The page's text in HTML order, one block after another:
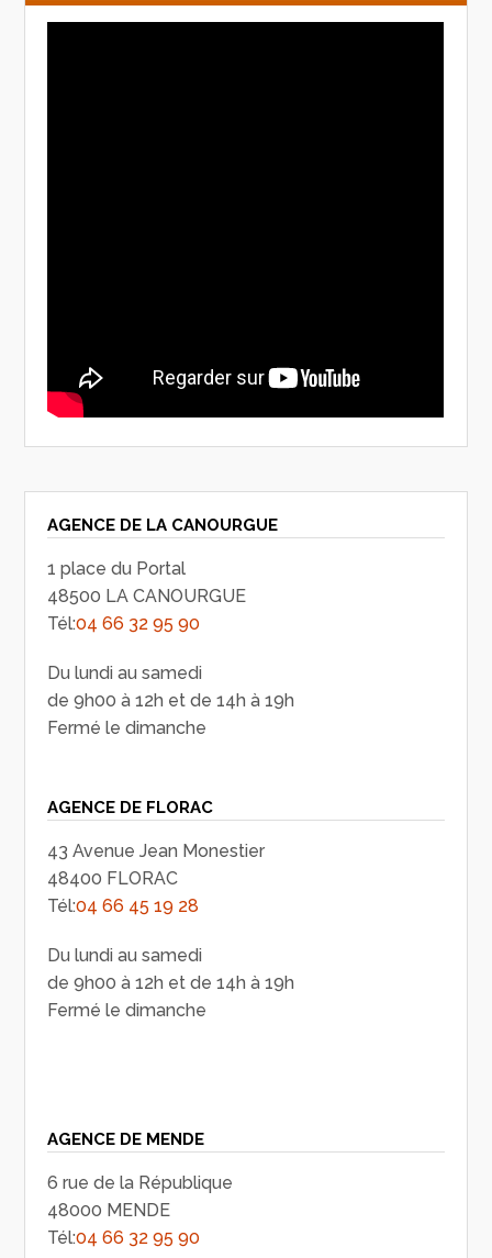
AGENCE DE LA CANOURGUE
1 place du Portal
48500 LA CANOURGUE
Tél:04 66 32 95 90
Du lundi au samedi
de 9h00 à 12h et de 14h à 19h
Fermé le dimanche
AGENCE DE FLORAC
43 Avenue Jean Monestier
48400 FLORAC
Tél:04 66 45 19 28
Du lundi au samedi
de 9h00 à 12h et de 14h à 19h
Fermé le dimanche
AGENCE DE MENDE
6 rue de la République
48000 MENDE
Tél:04 66 32 95 90